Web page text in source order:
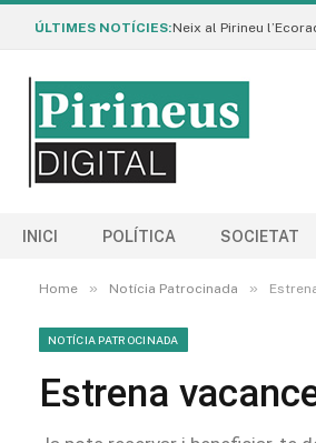
ÚLTIMES NOTÍCIES:
INICI POLÍTICA SOCIETAT
Home » Notícia Patrocinada »
NOTÍCIA PATROCINADA
Estrena